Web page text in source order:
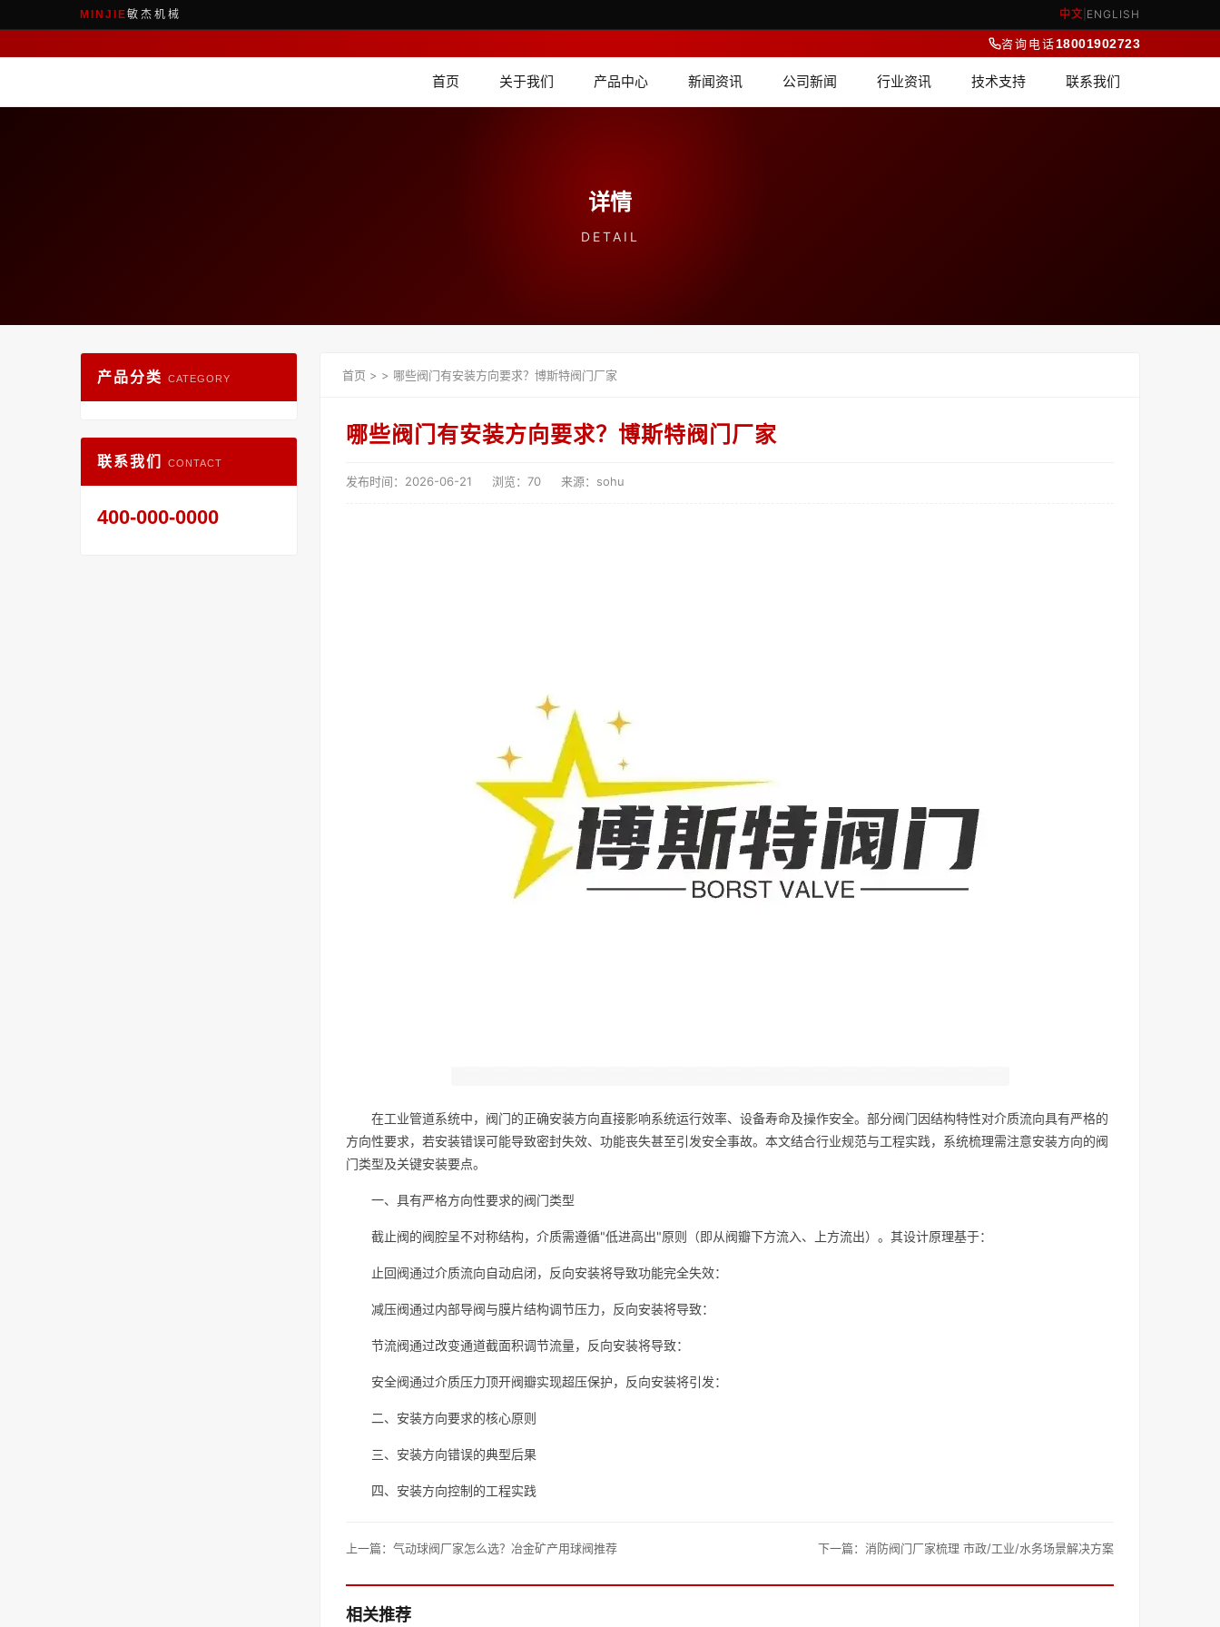
MINJIE敏杰机械 中文 ENGLISH
咨询电话18001902723
首页 关于我们 产品中心 新闻资讯 公司新闻 行业资讯 技术支持 联系我们
详情
DETAIL
产品分类 CATEGORY
联系我们 CONTACT
400-000-0000
首页 > > 哪些阀门有安装方向要求？博斯特阀门厂家
哪些阀门有安装方向要求？博斯特阀门厂家
发布时间：2026-06-21 浏览：70 来源：sohu
在工业管道系统中，阀门的正确安装方向直接影响系统运行效率、设备寿命及操作安全。部分阀门因结构特性对介质流向具有严格的
方向性要求，若安装错误可能导致密封失效、功能丧失甚至引发安全事故。本文结合行业规范与工程实践，系统梳理需注意安装方向的阀
门类型及关键安装要点。
一、具有严格方向性要求的阀门类型
截止阀的阀腔呈不对称结构，介质需遵循"低进高出"原则（即从阀瓣下方流入、上方流出）。其设计原理基于：
止回阀通过介质流向自动启闭，反向安装将导致功能完全失效：
减压阀通过内部导阀与膜片结构调节压力，反向安装将导致：
节流阀通过改变通道截面积调节流量，反向安装将导致：
安全阀通过介质压力顶开阀瓣实现超压保护，反向安装将引发：
二、安装方向要求的核心原则
三、安装方向错误的典型后果
四、安装方向控制的工程实践
上一篇： 气动球阀厂家怎么选？冶金矿产用球阀推荐 下一篇： 消防阀门厂家梳理 市政/工业/水务场景解决方案
相关推荐